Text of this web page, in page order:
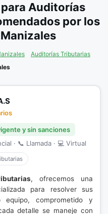
Auditorías
por los
Auditorías Tributarias
y sin sanciones
· 📞 Llamada · 💻 Virtual
, ofrecemos una
para resolver sus
equipo, comprometido y
detalle se maneje con